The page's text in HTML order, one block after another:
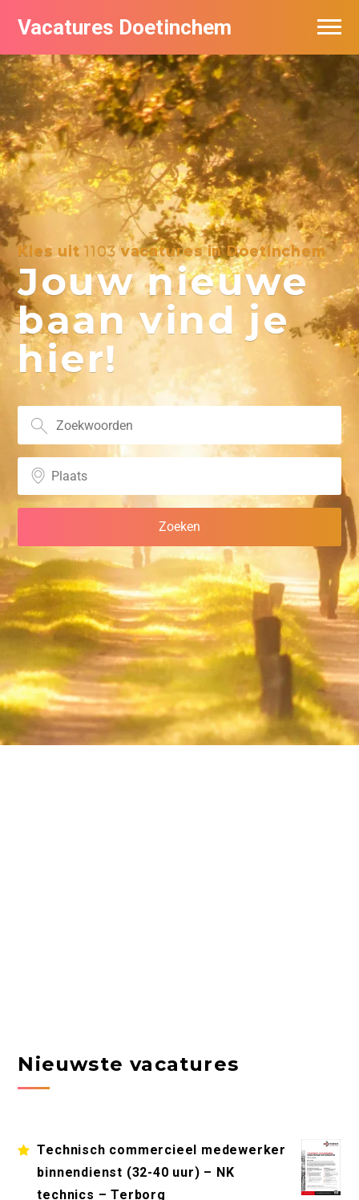
Vacatures Doetinchem
Kies uit1103vacatures in Doetinchem
Jouw nieuwe
baan vind je
hier!
Nieuwste vacatures
Technisch commercieel medewerker
binnendienst (32-40 uur) – NK
technics – Terborg
Vacatures per bedrijf
De populairste vacatures in Doetinchem
Nieuwsbrief feed